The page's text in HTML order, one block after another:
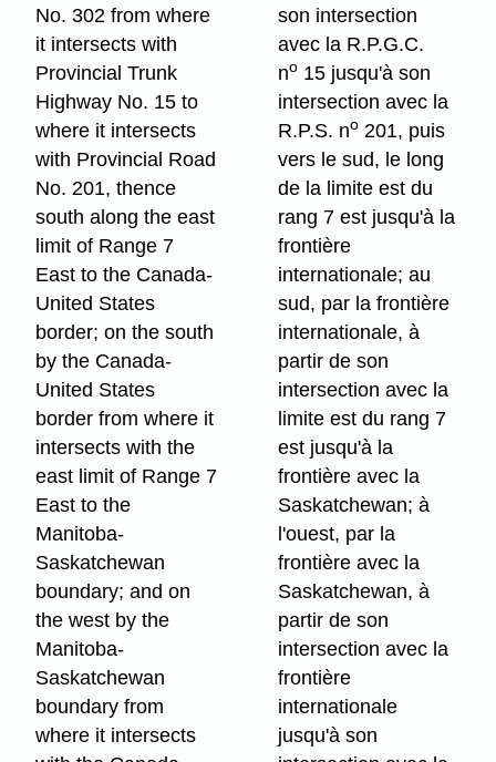
No. 302 from where
it intersects with
Provincial Trunk
Highway No. 15 to
where it intersects
with Provincial Road
No. 201, thence
south along the east
limit of Range 7
East to the Canada-
United States
border; on the south
by the Canada-
United States
border from where it
intersects with the
east limit of Range 7
East to the
Manitoba-
Saskatchewan
boundary; and on
the west by the
Manitoba-
Saskatchewan
boundary from
where it intersects
son intersection
avec la R.P.G.C.
no 15 jusqu'à son
intersection avec la
R.P.S. no 201, puis
vers le sud, le long
de la limite est du
rang 7 est jusqu'à la
frontière
internationale; au
sud, par la frontière
internationale, à
partir de son
intersection avec la
limite est du rang 7
est jusqu'à la
frontière avec la
Saskatchewan; à
l'ouest, par la
frontière avec la
Saskatchewan, à
partir de son
intersection avec la
frontière
internationale
jusqu'à son